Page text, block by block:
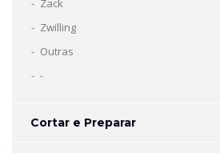
Zwilling
Outras
-
Cortar e Preparar